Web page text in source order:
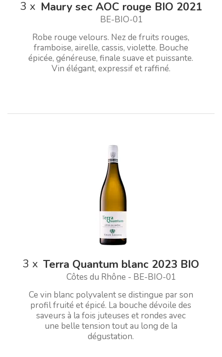
3 x Maury sec AOC rouge BIO 2021
BE-BIO-01
Robe rouge velours. Nez de fruits rouges,
framboise, airelle, cassis, violette. Bouche
épicée, généreuse, finale suave et puissante.
Vin élégant, expressif et raffiné.
3 x Terra Quantum blanc 2023 BIO
Côtes du Rhône - BE-BIO-01
Ce vin blanc polyvalent se distingue par son
profil fruité et épicé. La bouche dévoile des
saveurs à la fois juteuses et rondes avec
une belle tension tout au long de la
dégustation.